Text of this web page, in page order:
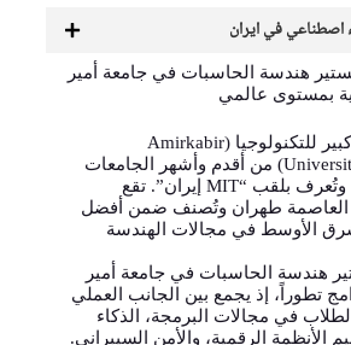
في ايران
هندسة الحاسبات في جامعة أمير
بمستوى عالمي
تُعتبر جامعة أمير كبير للتكنولوجيا (Amirkabir
University of Technology) من أقدم وأشهر الجامعات
التقنية في إيران، وتُعرف بلقب “MIT إيران”. تقع
العاصمة طهران وتُصنف ضمن أفضل
الأوسط في مجالات الهندسة
هندسة الحاسبات في جامعة أمير
تطوراً، إذ يجمع بين الجانب العملي
في مجالات البرمجة، الذكاء
الأنظمة الرقمية، والأمن السيبراني.